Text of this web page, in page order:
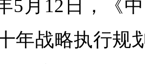
5月12日，《
年战略执行规